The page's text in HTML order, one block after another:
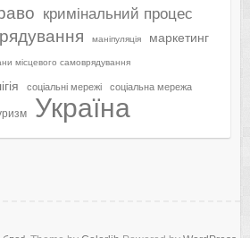
кримінальний процес
маніпуляція маркетинг
місцевого самоврядування
соціальні мережі соціальна мережа
Україна